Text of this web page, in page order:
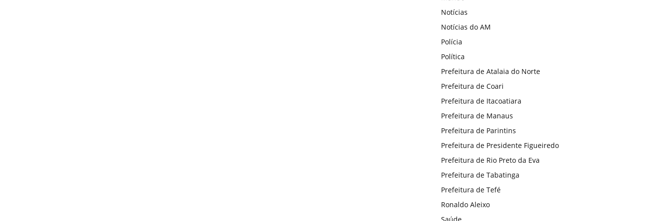
Notícias
Notícias do AM
Polícia
Política
Prefeitura de Atalaia do Norte
Prefeitura de Coari
Prefeitura de Itacoatiara
Prefeitura de Manaus
Prefeitura de Parintins
Prefeitura de Presidente Figueiredo
Prefeitura de Rio Preto da Eva
Prefeitura de Tabatinga
Prefeitura de Tefé
Ronaldo Aleixo